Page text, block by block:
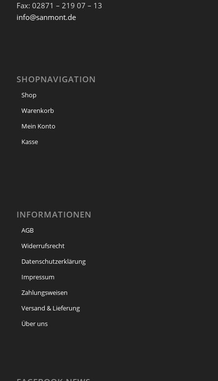
Fax: 02871 – 219 07 – 13
info@sanmont.de
SHOPNAVIGATION
Shop
Warenkorb
Mein Konto
Kasse
INFORMATIONEN
AGB
Widerrufsrecht
Datenschutzerklärung
Impressum
Zahlungsweisen
Versand & Lieferung
Über uns